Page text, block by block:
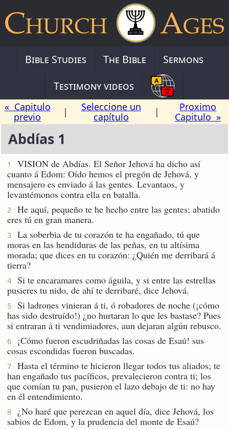
Bible Studies The Bible
Sermons
Testimony videos
« Capitulo
previo
|
Seleccione un
capítulo
|
Proximo
Capitulo »
Abdías 1
1
VISION de Abdías. El Señor Jehová ha dicho así
cuanto á Edom: Oído hemos el pregón de Jehová, y
mensajero es enviado á las gentes. Levantaos, y
levantémonos contra ella en batalla.
2
He aquí, pequeño te he hecho entre las gentes; abatido
eres tú en gran manera.
3
La soberbia de tu corazón te ha engañado, tú que
moras en las hendiduras de las peñas, en tu altísima
morada; que dices en tu corazón: ¿Quién me derribará á
tierra?
4
Si te encaramares como águila, y si entre las estrellas
pusieres tu nido, de ahí te derribaré, dice Jehová.
5
Si ladrones vinieran á ti, ó robadores de noche (¡cómo
has sido destruído!) ¿no hurtaran lo que les bastase? Pues
si entraran á ti vendimiadores, aun dejaran algún rebusco.
6
¡Cómo fueron escudriñadas las cosas de Esaú! sus
cosas escondidas fueron buscadas.
7
Hasta el término te hicieron llegar todos tus aliados; te
han engañado tus pacíficos, prevalecieron contra ti; los
que comían tu pan, pusieron el lazo debajo de ti: no hay
en él entendimiento.
8
¿No haré que perezcan en aquel día, dice Jehová, los
sabios de Edom, y la prudencia del monte de Esaú?